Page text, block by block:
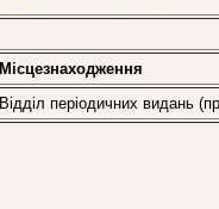
Місцезнаходження
Відділ періодичних видань